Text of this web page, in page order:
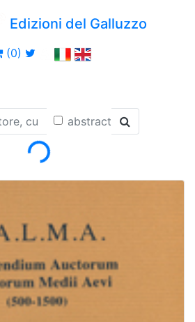
Edizioni del Galluzzo
(0)
abstract
Loading...